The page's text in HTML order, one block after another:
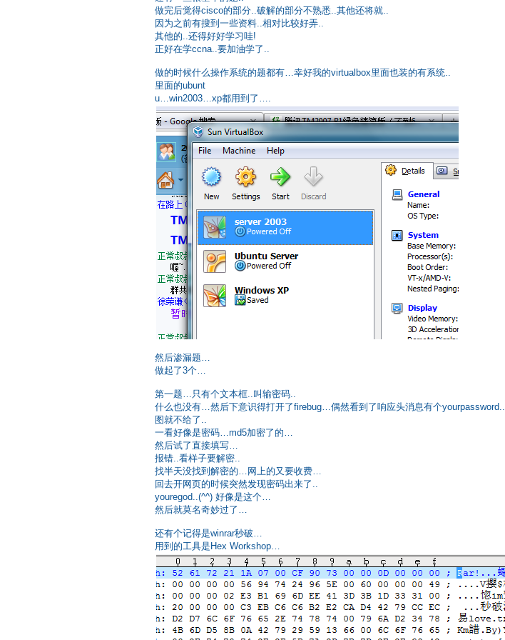
做完后觉得cisco的部分..破解的部分不熟悉..其他还将就..
因为之前有搜到一些资料..相对比较好弄..
其他的..还得好好学习哇!
正好在学ccna..要加油学了..
做的时候什么操作系统的题都有…幸好我的virtualbox里面也装的有系统..
里面的ubunt
u…win2003…xp都用到了….
然后渗漏题…
做起了3个…
第一题…只有个文本框..叫输密码..
什么也没有…然后下意识得打开了firebug…偶然看到了响应头消息有个yourpassword..
图就不给了..
一看好像是密码…md5加密了的…
然后试了直接填写…
报错..看样子要解密..
找半天没找到解密的…网上的又要收费…
回去开网页的时候突然发现密码出来了..
youregod..(^^) 好像是这个…
然后就莫名奇妙过了…
还有个记得是winrar秒破…
用到的工具是Hex Workshop…